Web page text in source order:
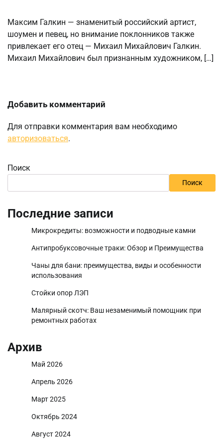
Максим Галкин — знаменитый российский артист,
шоумен и певец, но внимание поклонников также
привлекает его отец — Михаил Михайлович Галкин.
Михаил Михайлович был признанным художником, […]
Добавить комментарий
Для отправки комментария вам необходимо
авторизоваться.
Поиск
Поиск
Последние записи
Микрокредиты: возможности и подводные камни
Антипробуксовочные траки: Обзор и Преимущества
Чаны для бани: преимущества, виды и особенности
использования
Стойки опор ЛЭП
Малярный скотч: Ваш незаменимый помощник при
ремонтных работах
Архив
Май 2026
Апрель 2026
Март 2025
Октябрь 2024
Август 2024